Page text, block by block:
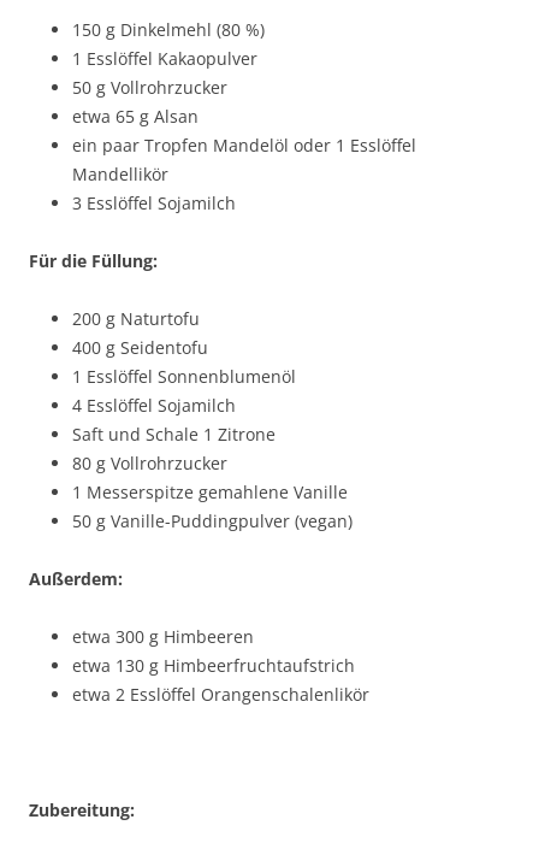
150 g Dinkelmehl (80 %)
1 Esslöffel Kakaopulver
50 g Vollrohrzucker
etwa 65 g Alsan
ein paar Tropfen Mandelöl oder 1 Esslöffel
Mandellikör
3 Esslöffel Sojamilch
Für die Füllung:
200 g Naturtofu
400 g Seidentofu
1 Esslöffel Sonnenblumenöl
4 Esslöffel Sojamilch
Saft und Schale 1 Zitrone
80 g Vollrohrzucker
1 Messerspitze gemahlene Vanille
50 g Vanille-Puddingpulver (vegan)
Außerdem:
etwa 300 g Himbeeren
etwa 130 g Himbeerfruchtaufstrich
etwa 2 Esslöffel Orangenschalenlikör
Zubereitung: